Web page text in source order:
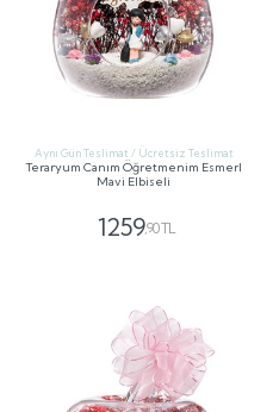
Aynı Gün Teslimat / Ücretsiz Teslimat
Teraryum Canım Öğretmenim Esmerl
Mavi Elbiseli
1259,90 TL